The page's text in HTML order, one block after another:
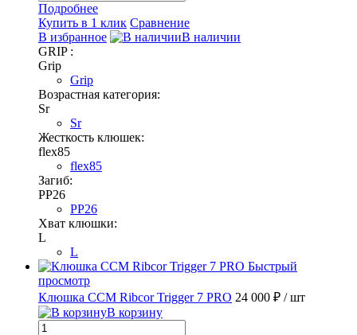
Подробнее
Купить в 1 клик Сравнение
В избранное
В наличии
GRIP :
Grip
Grip
Возрастная категория:
Sr
Sr
Жесткость клюшек:
flex85
flex85
Загиб:
PP26
PP26
Хват клюшки:
L
L
Быстрый
просмотр
Клюшка CCM Ribcor Trigger 7 PRO 24 000 ₽ / шт
В корзину